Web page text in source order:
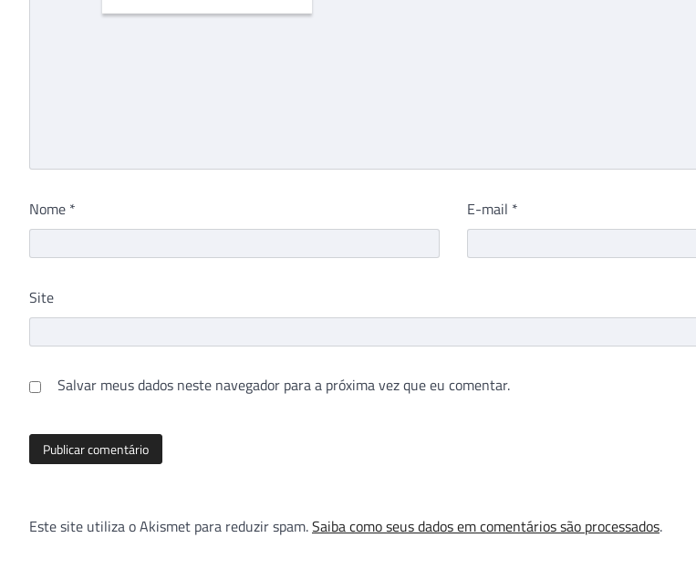
Nome * E-mail *
Site
Salvar meus dados neste navegador para a próxima vez que eu comentar.
Este site utiliza o Akismet para reduzir spam.Saiba como seus dados em comentários são processados.